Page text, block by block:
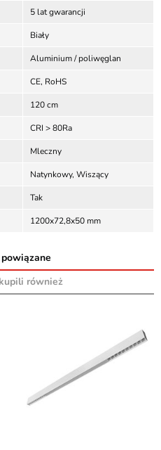
5 lat gwarancji
Biały
Aluminium / poliwęglan
CE, RoHS
120 cm
CRI > 80Ra
Mleczny
Natynkowy, Wiszący
Tak
1200x72,8x50 mm
również